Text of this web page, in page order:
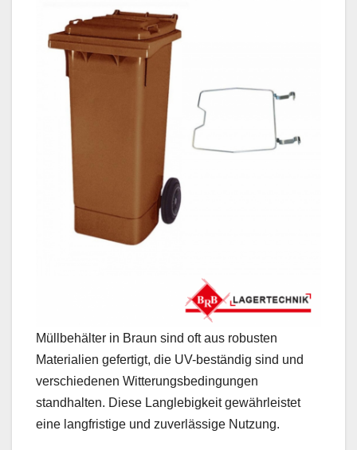
Müllbehälter in Braun sind oft aus robusten
Materialien gefertigt, die UV-beständig sind und
verschiedenen Witterungsbedingungen
standhalten. Diese Langlebigkeit gewährleistet
eine langfristige und zuverlässige Nutzung.